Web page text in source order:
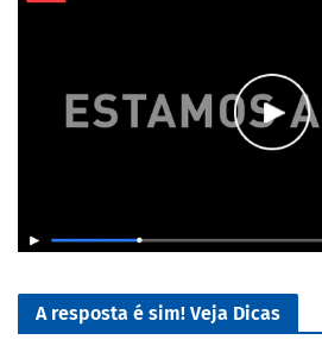
A resposta é sim! Veja Dicas